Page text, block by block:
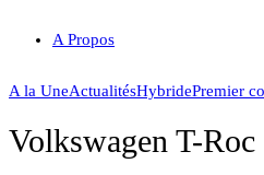
A Propos
A la UneActualitésHybridePremier
Volkswagen T-